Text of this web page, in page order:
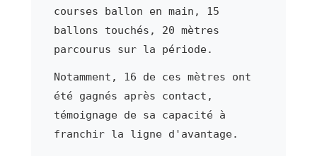
courses ballon en main, 15
ballons touchés, 20 mètres
parcourus sur la période.
Notamment, 16 de ces mètres ont
été gagnés après contact,
témoignage de sa capacité à
franchir la ligne d'avantage.